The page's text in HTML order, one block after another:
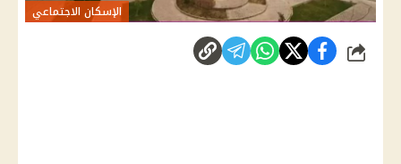
الإسكان الاجتماعي
شارك